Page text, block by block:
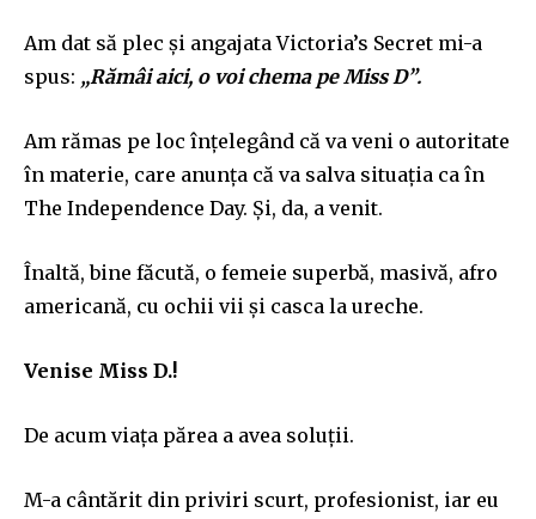
Am dat să plec și angajata Victoria’s Secret mi-a
spus: „Rămâiaici, o voi chema pe Miss D”.
Am rămas pe loc înțelegând că va veni o autoritate
în materie, care anunța că va salva situația ca în
The Independence Day. Și, da, a venit.
Înaltă, bine făcută, o femeie superbă, masivă, afro
americană, cu ochii vii și casca la ureche.
Venise Miss D.!
De acum viața părea a avea soluții.
M-a cântărit din priviri scurt, profesionist, iar eu